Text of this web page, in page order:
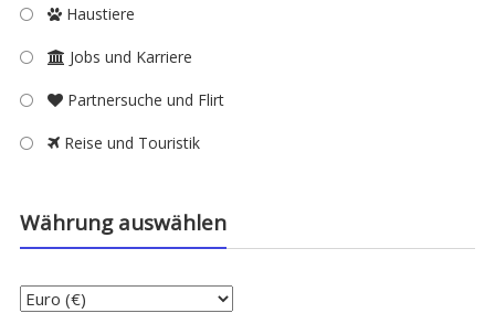
Haustiere
Jobs und Karriere
Partnersuche und Flirt
Reise und Touristik
Währung auswählen